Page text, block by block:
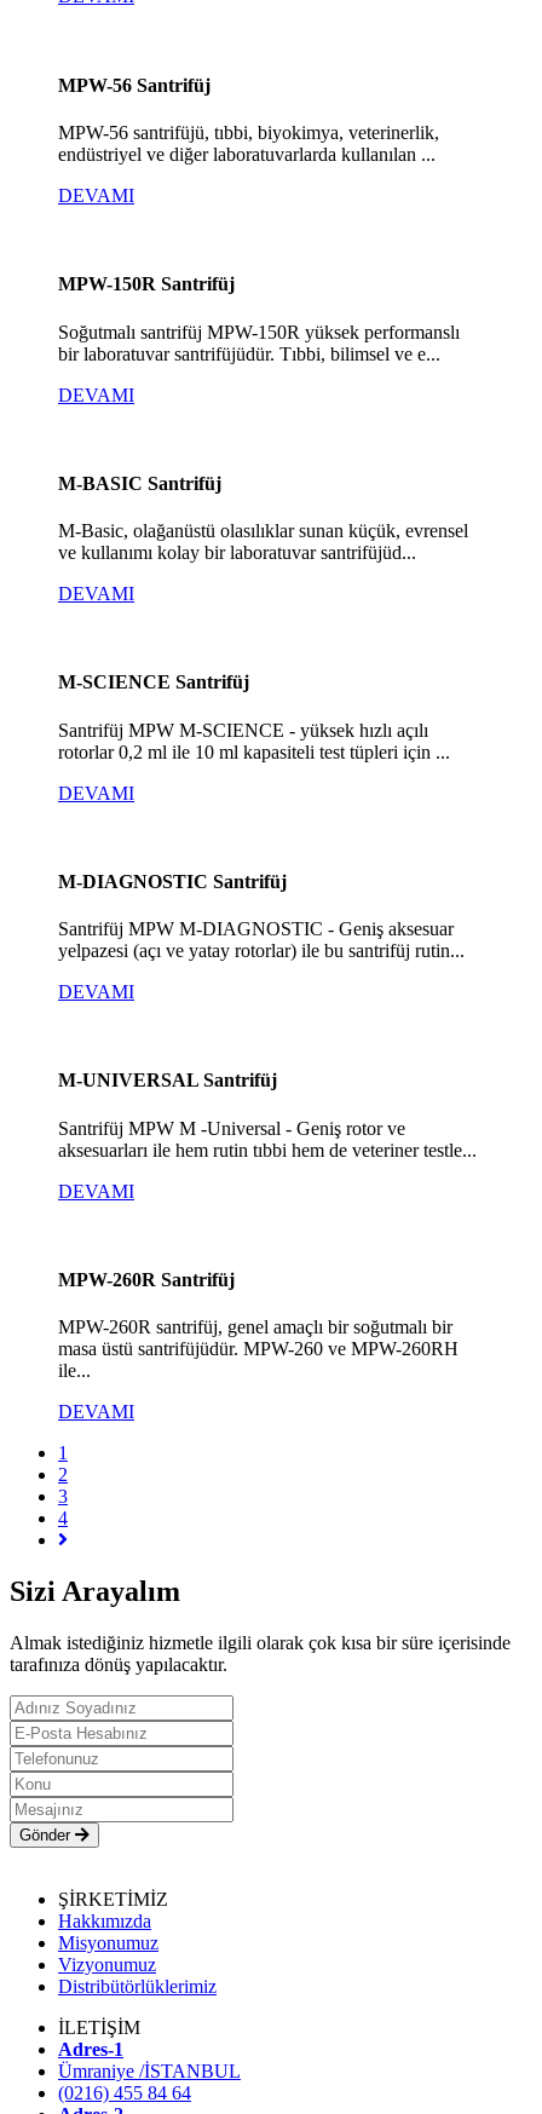
MPW-56 Santrifüj
MPW-56 santrifüjü, tıbbi, biyokimya, veterinerlik,
endüstriyel ve diğer laboratuvarlarda kullanılan ...
DEVAMI
MPW-150R Santrifüj
Soğutmalı santrifüj MPW-150R yüksek performanslı
bir laboratuvar santrifüjüdür. Tıbbi, bilimsel ve e...
DEVAMI
M-BASIC Santrifüj
M-Basic, olağanüstü olasılıklar sunan küçük, evrensel
ve kullanımı kolay bir laboratuvar santrifüjüd...
DEVAMI
M-SCIENCE Santrifüj
Santrifüj MPW M-SCIENCE - yüksek hızlı açılı
rotorlar 0,2 ml ile 10 ml kapasiteli test tüpleri için ...
DEVAMI
M-DIAGNOSTIC Santrifüj
Santrifüj MPW M-DIAGNOSTIC - Geniş aksesuar
yelpazesi (açı ve yatay rotorlar) ile bu santrifüj rutin...
DEVAMI
M-UNIVERSAL Santrifüj
Santrifüj MPW M -Universal - Geniş rotor ve
aksesuarları ile hem rutin tıbbi hem de veteriner testle...
DEVAMI
MPW-260R Santrifüj
MPW-260R santrifüj, genel amaçlı bir soğutmalı bir
masa üstü santrifüjüdür. MPW-260 ve MPW-260RH
ile...
DEVAMI
1
2
3
4
Sizi Arayalım
Almak istediğiniz hizmetle ilgili olarak çok kısa bir süre içerisinde
tarafınıza dönüş yapılacaktır.
Gönder
ŞİRKETİMİZ
Hakkımızda
Misyonumuz
Vizyonumuz
Distribütörlüklerimiz
İLETİŞİM
Adres-1
Ümraniye /İSTANBUL
(0216) 455 84 64